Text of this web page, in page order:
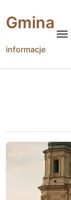
content
Gmina
informacje